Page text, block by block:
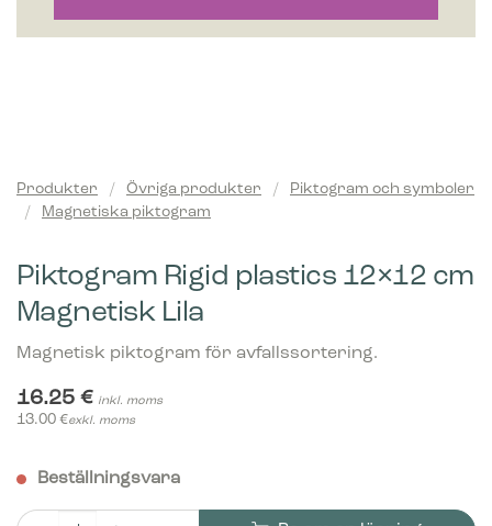
Produkter / Övriga produkter /
Piktogram och symboler
/
Magnetiska piktogram
Piktogram Rigid plastics 12×12 cm
Magnetisk Lila
Magnetisk piktogram för avfallssortering.
16.25 € inkl. moms
13.00 €exkl. moms
Beställningsvara